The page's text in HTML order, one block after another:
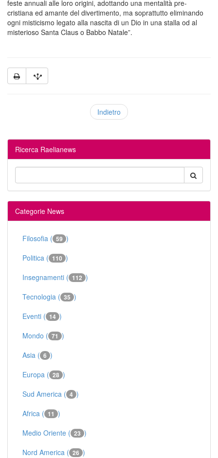
feste annuali alle loro origini, adottando una mentalità pre-
cristiana ed amante del divertimento, ma soprattutto eliminando
ogni misticismo legato alla nascita di un Dio in una stalla od al
misterioso Santa Claus o Babbo Natale”.
Indietro
Ricerca Raelianews
Categorie News
Filosofia ( 59 )
Politica ( 110 )
Insegnamenti ( 112 )
Tecnologia ( 35 )
Eventi ( 14 )
Mondo ( 71 )
Asia ( 6 )
Europa ( 28 )
Sud America ( 4 )
Africa ( 11 )
Medio Oriente ( 23 )
Nord America ( 26 )